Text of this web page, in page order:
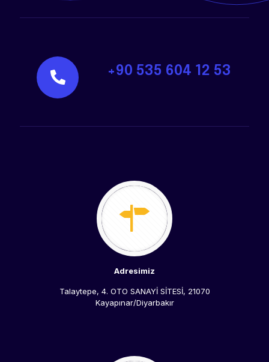
+90 535 604 12 53
Adresimiz
Talaytepe, 4. OTO SANAYİ SİTESİ, 21070
Kayapınar/Diyarbakır